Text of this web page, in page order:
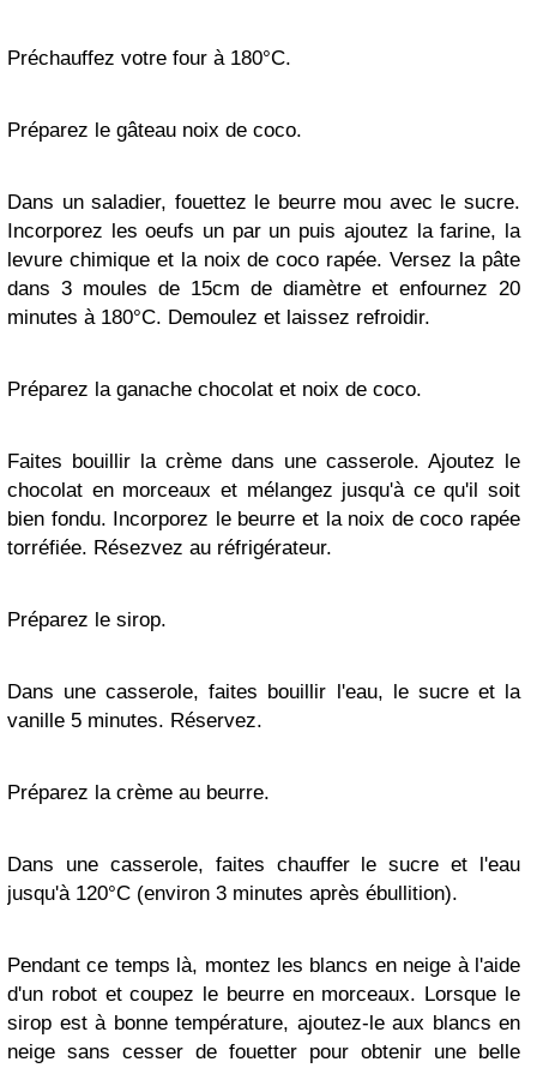
Préchauffez votre four à 180°C.
Préparez le gâteau noix de coco.
Dans un saladier, fouettez le beurre mou avec le sucre.
Incorporez les oeufs un par un puis ajoutez la farine, la
levure chimique et la noix de coco rapée. Versez la pâte
dans 3 moules de 15cm de diamètre et enfournez 20
minutes à 180°C. Demoulez et laissez refroidir.
Préparez la ganache chocolat et noix de coco.
Faites bouillir la crème dans une casserole. Ajoutez le
chocolat en morceaux et mélangez jusqu'à ce qu'il soit
bien fondu. Incorporez le beurre et la noix de coco rapée
torréfiée. Résezvez au réfrigérateur.
Préparez le sirop.
Dans une casserole, faites bouillir l'eau, le sucre et la
vanille 5 minutes. Réservez.
Préparez la crème au beurre.
Dans une casserole, faites chauffer le sucre et l'eau
jusqu'à 120°C (environ 3 minutes après ébullition).
Pendant ce temps là, montez les blancs en neige à l'aide
d'un robot et coupez le beurre en morceaux. Lorsque le
sirop est à bonne température, ajoutez-le aux blancs en
neige sans cesser de fouetter pour obtenir une belle